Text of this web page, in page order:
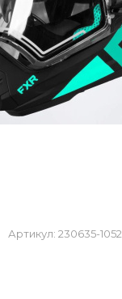
Артикул: 230635-1052